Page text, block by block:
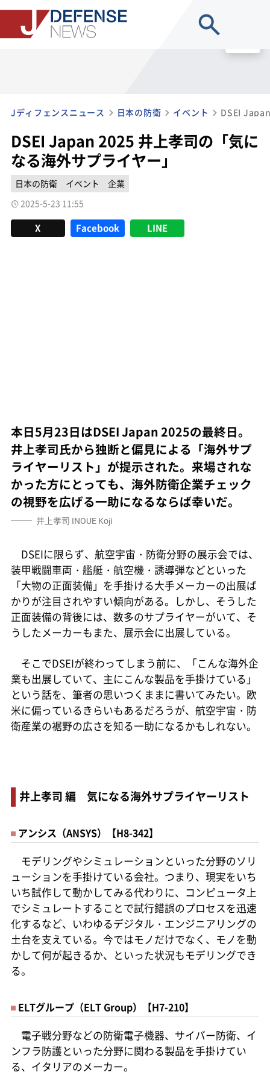
Jディフェンスニュース 日本の防衛 イベント
DSEI Japan 2025 井上孝司の「気に
なる海外サプライヤー」
日本の防衛 イベント
企業
2025-5-23 11:55
X Facebook LINE
本日5月23日はDSEI Japan 2025の最終日。
井上孝司氏から独断と偏見による「海外サプ
ライヤーリスト」が提示された。来場されな
かった方にとっても、海外防衛企業チェック
の視野を広げる一助になるならば幸いだ。
井上孝司 INOUE Koji
DSEIに限らず、航空宇宙・防衛分野の展示会では、
装甲戦闘車両・艦艇・航空機・誘導弾などといった
「大物の正面装備」を手掛ける大手メーカーの出展ば
かりが注目されやすい傾向がある。しかし、そうした
正面装備の背後には、数多のサプライヤーがいて、そ
うしたメーカーもまた、展示会に出展している。
そこでDSEIが終わってしまう前に、「こんな海外企
業も出展していて、主にこんな製品を手掛けている」
という話を、筆者の思いつくままに書いてみたい。欧
米に偏っているきらいもあるだろうが、航空宇宙・防
衛産業の裾野の広さを知る一助になるかもしれない。
井上孝司 編 気になる海外サプライヤーリスト
アンシス（ANSYS）【H8-342】
モデリングやシミュレーションといった分野のソリ
ューションを手掛けている会社。つまり、現実をいち
いち試作して動かしてみる代わりに、コンピュータ上
でシミュレートすることで試行錯誤のプロセスを迅速
化するなど、いわゆるデジタル・エンジニアリングの
土台を支えている。今ではモノだけでなく、モノを動
かして何が起きるか、といった状況もモデリングでき
る。
ELTグループ（ELT Group）【H7-210】
電子戦分野などの防衛電子機器、サイバー防衛、イ
ンフラ防護といった分野に関わる製品を手掛けてい
る、イタリアのメーカー。